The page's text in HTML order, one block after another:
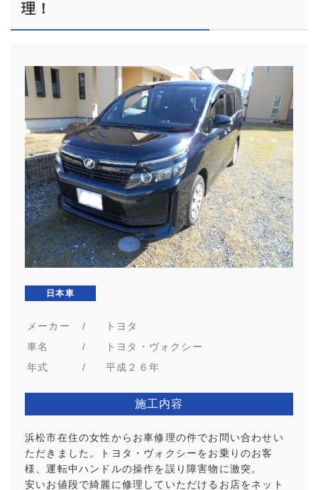
理！
日本車
メーカー /
トヨタ
車名
/
トヨタ・ヴォクシー
年式
/ 平成２６年
施工内容
浜松市在住の女性からお車修理の件でお問い合わせい
ただきました。トヨタ・ヴォクシーをお乗りのお客
様、運転中ハンドルの操作を誤り障害物に激突。
安いお値段で綺麗に修理していただけるお店をネット